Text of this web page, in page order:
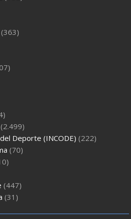
(363)
(2.499)
Deporte (INCODE) (222)
(70)
(447)
(31)